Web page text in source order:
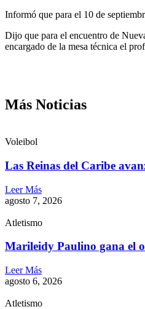
Informó que para el 10 de
Dijo que para el encuentro de
encargado de la mesa técnica el
Más Noticias
Voleibol
Las Reinas del Caribe
Leer Más
agosto 7, 2026
Atletismo
Marileidy Paulino gana el
Leer Más
agosto 6, 2026
Atletismo